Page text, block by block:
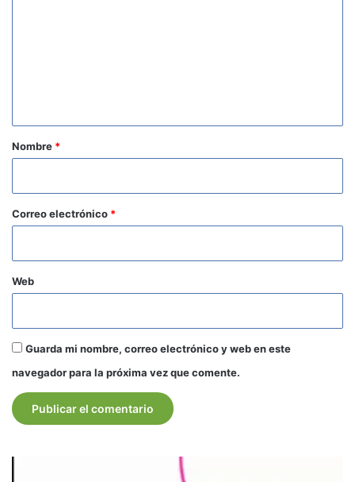
r
o
*
Nombre *
Correo electrónico *
Web
Guarda mi nombre, correo electrónico y web en este
navegador para la próxima vez que comente.